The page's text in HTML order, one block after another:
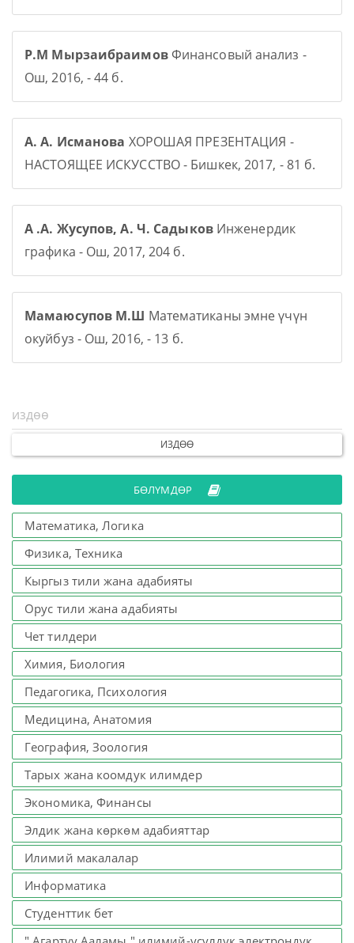
Р.М МырзаибраимовФинансовый анализ -
Ош, 2016, - 44 б.
А. А. Исманова ХОРОШАЯ ПРЕЗЕНТАЦИЯ -
НАСТОЯЩЕЕ ИСКУССТВО - Бишкек, 2017, - 81 б.
А .А. Жусупов, А. Ч. Садыков Инженердик
графика - Ош, 2017, 204 б.
Мамаюсупов М.Ш Математиканы эмне үчүн
окуйбуз - Ош, 2016, - 13 б.
ИЗДӨӨ
БӨЛҮМДӨР
Математика, Логика
Физика, Техника
Кыргыз тили жана адабияты
Орус тили жана адабияты
Чет тилдери
Химия, Биология
Педагогика, Психология
Медицина, Анатомия
География, Зоология
Тарых жана коомдук илимдер
Экономика, Финансы
Элдик жана көркөм адабияттар
Илимий макалалар
Информатика
Студенттик бет